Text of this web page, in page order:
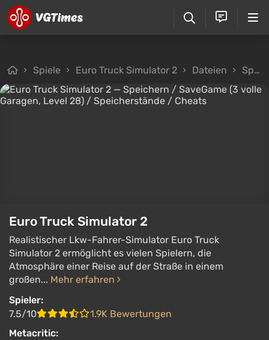
Spiele Euro Truck Simulator 2 Dateien Speicherstände
Euro Truck Simulator 2
Realistischer Lkw-Fahrer-Simulator Euro Truck
Simulator 2 ermöglicht es vielen Spielern, die
Atmosphäre einer Reise auf der Straße in einem
großen... Mehr erfahren
Spieler:
7.5/10
1.9K Bewertungen
Metacritic: